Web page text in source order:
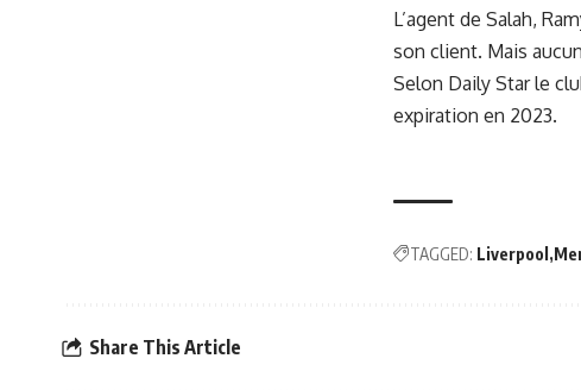
L’agent de Salah,
son client. Mais
Selon Daily Star le
expiration en 2023.
TAGGED: Liverpool
Share This Article